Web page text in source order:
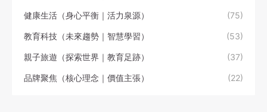
健康生活（身心平衡｜活力泉源） (75)
教育科技（未來趨勢｜智慧學習） (53)
親子旅遊（探索世界｜教育足跡） (37)
品牌聚焦（核心理念｜價值主張） (22)